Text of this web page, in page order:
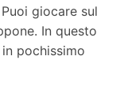
giocare sul
In questo
pochissimo